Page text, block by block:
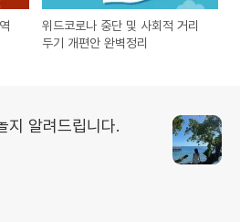
위드코로나 중단 및 사회적 거리
두기 개편안 완벽정리
지 알려드립니다.